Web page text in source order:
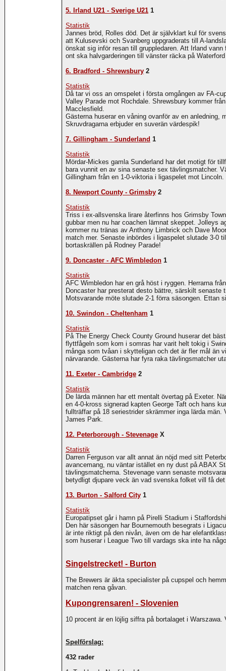
5. Irland U21 - Sverige U211
Statistik
Jannes bröd, Rolles död. Det är självklart kul för
att Kulusevski och Svanberg uppgraderats till A-
önskat sig inför resan till gruppledaren. Att Irland
ont ska halvgarderingen till vänster räcka på
6. Bradford - Shrewsbury2
Statistik
Då tar vi oss an omspelet i första omgången av FA-
Valley Parade mot Rochdale. Shrewsbury kommer
Macclesfield.
Gästerna huserar en våning ovanför av en
Skruvdragarna erbjuder en suverän värdespik!
7. Gillingham - Sunderland 1
Statistik
Mördar-Mickes gamla Sunderland har det motigt för
bara vunnit en av sina senaste sex tävlingsmatcher.
Gillingham från en 1-0-viktoria i ligaspelet mot
8. Newport County - Grimsby2
Statistik
Triss i ex-allsvenska lirare återfinns hos Grimsby
gubbar men nu har coachen lämnat skeppet. Jolleys
kommer nu tränas av Anthony Limbrick och Dave
match mer. Senaste inbördes i ligaspelet slutade 3-0
bortaskrällen på Rodney Parade!
9. Doncaster - AFC Wimbledon1
Statistik
AFC Wimbledon har en grå höst i ryggen. Herrarna
Doncaster har presterat desto bättre, särskilt
Motsvarande möte slutade 2-1 förra säsongen. Ettan
10. Swindon - Cheltenham 1
Statistik
På The Energy Check County Ground huserar det
flyttfågeln som kom i somras har varit helt tokig i
många som tvåan i skytteligan och det är fler mål än
närvarande. Gästerna har fyra raka tävlingsmatcher
11. Exeter - Cambridge2
Statistik
De lärda männen har ett mentalt övertag på Exeter.
en 4-0-kross signerad kapten George Taft och hans
fullträffar på 18 seriestrider skrämmer inga lärda
James Park.
12. Peterborough - StevenageX
Statistik
Darren Ferguson var allt annat än nöjd med sitt
avancemang, nu väntar istället en ny dust på ABAX
tävlingsmatcherna. Stevenage vann senaste
betydligt djupare veck än vad svenska folket vill få
13. Burton - Salford City1
Statistik
Europatipset går i hamn på Pirelli Stadium i
Den här säsongen har Bournemouth besegrats i
är inte riktigt på den nivån, även om de har
som huserar i League Two till vardags ska inte ha
Singelstrecket! - Burton
The Brewers är äkta specialister på cupspel och
matchen rena gåvan.
Kupongrensaren! - Slovenien
10 procent är en löjlig siffra på bortalaget i
Spelförslag:
432 rader